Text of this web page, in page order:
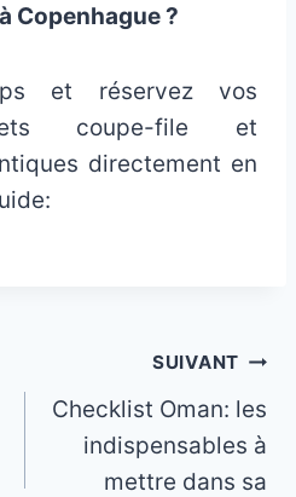
Copenhague ?
et réservez vos
coupe-file et
directement en
SUIVANT
Checklist Oman: les
indispensables à
mettre dans sa